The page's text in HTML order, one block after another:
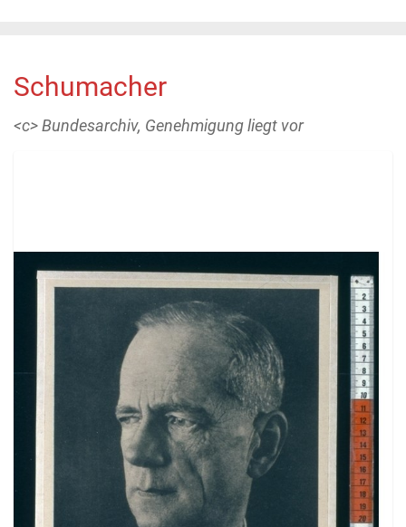
Schumacher
<c> Bundesarchiv, Genehmigung liegt vor